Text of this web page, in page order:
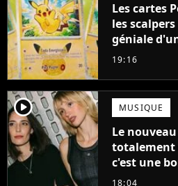
Les cartes
les
géniale
ruiner les
19:16
player2 MUSIQUE
Le
totalement
c'est une
18:04